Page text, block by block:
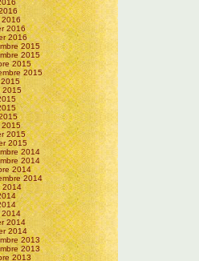
2016
2016
2016
2015
2015
2015
2015
2015
2015
2015
2015
2014
2014
2014
2014
2014
2014
2014
2014
2013
2013
2013